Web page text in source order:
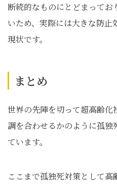
断続的なものにとどまって
いため、実際には大きな防
現状です。
まとめ
世界の先陣を切って超高齢
調を合わせるかのように孤
ています。
ここまで孤独死対策として高